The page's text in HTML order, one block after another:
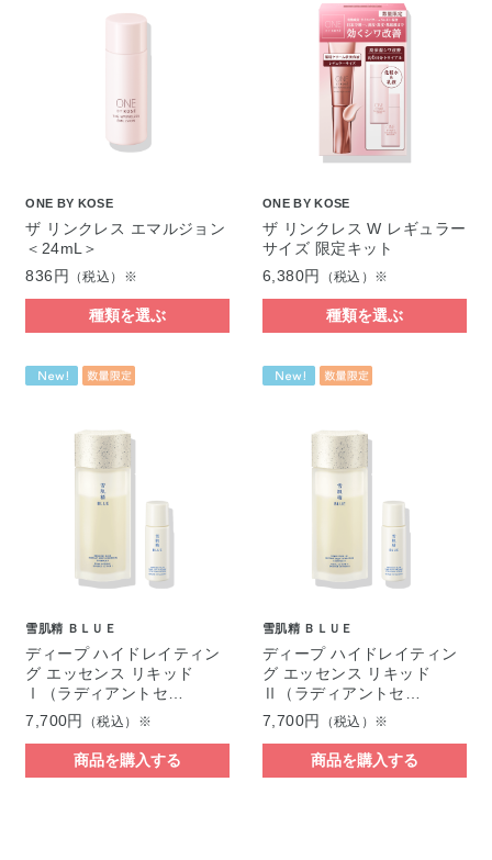
ONE BY KOSE
ザ リンクレス エマルジョン
＜24mL＞
836円
（税込）※
種類を選ぶ
ONE BY KOSE
ザ リンクレス W レギュラー
サイズ 限定キット
6,380円
（税込）※
種類を選ぶ
雪肌精 ＢＬＵＥ
ディープ ハイドレイティン
グ エッセンス リキッド
Ⅰ（ラディアントセ…
7,700円
（税込）※
商品を購入する
雪肌精 ＢＬＵＥ
ディープ ハイドレイティン
グ エッセンス リキッド
Ⅱ（ラディアントセ…
7,700円
（税込）※
商品を購入する